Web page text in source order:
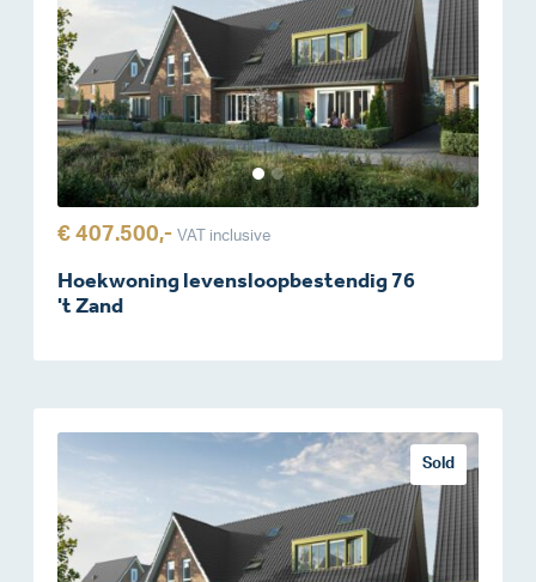
€ 407.500,- VAT inclusive
Hoekwoning levensloopbestendig 76
't Zand
Sold